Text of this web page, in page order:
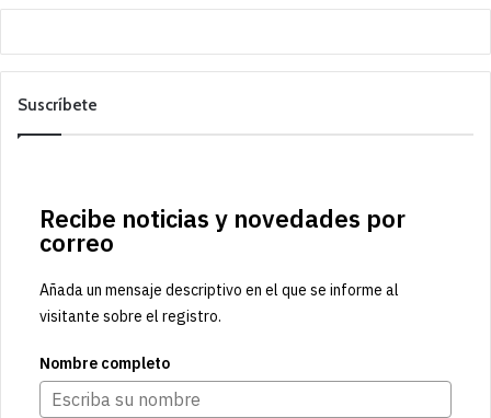
Suscríbete
Recibe noticias y novedades por
correo
Añada un mensaje descriptivo en el que se informe al
visitante sobre el registro.
Nombre completo